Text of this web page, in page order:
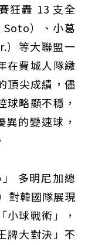
狂轟 13 支全
Soto）、小葛
）等大聯盟一
在費城人隊繳
頂尖成績，儘
球略顯不穩，
的變速球，
多明尼加總
對韓國隊展現
小球戰術」，
牌大對決」不